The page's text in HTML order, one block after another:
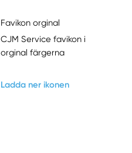
Favikon orginal
CJM Service favikon i
orginal färgerna
Ladda ner ikonen